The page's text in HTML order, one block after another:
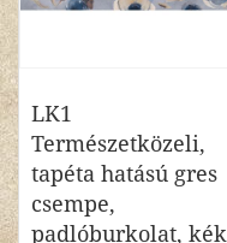
LK1
Természetközeli,
tapéta hatású gres
csempe,
padlóburkolat, kék